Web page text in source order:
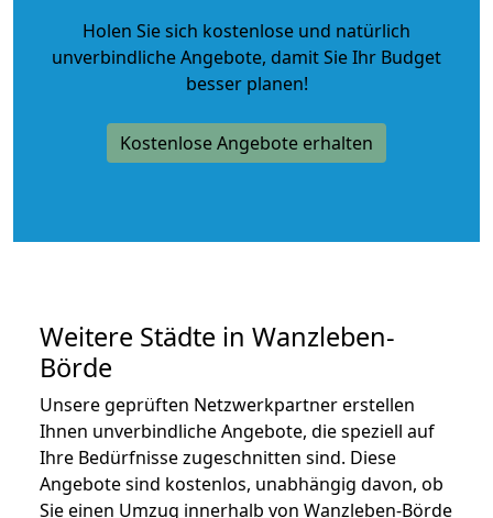
Holen Sie sich kostenlose und natürlich
unverbindliche Angebote, damit Sie Ihr Budget
besser planen!
Kostenlose Angebote erhalten
Weitere Städte in Wanzleben-
Börde
Unsere geprüften Netzwerkpartner erstellen
Ihnen unverbindliche Angebote, die speziell auf
Ihre Bedürfnisse zugeschnitten sind. Diese
Angebote sind kostenlos, unabhängig davon, ob
Sie einen Umzug innerhalb von Wanzleben-Börde